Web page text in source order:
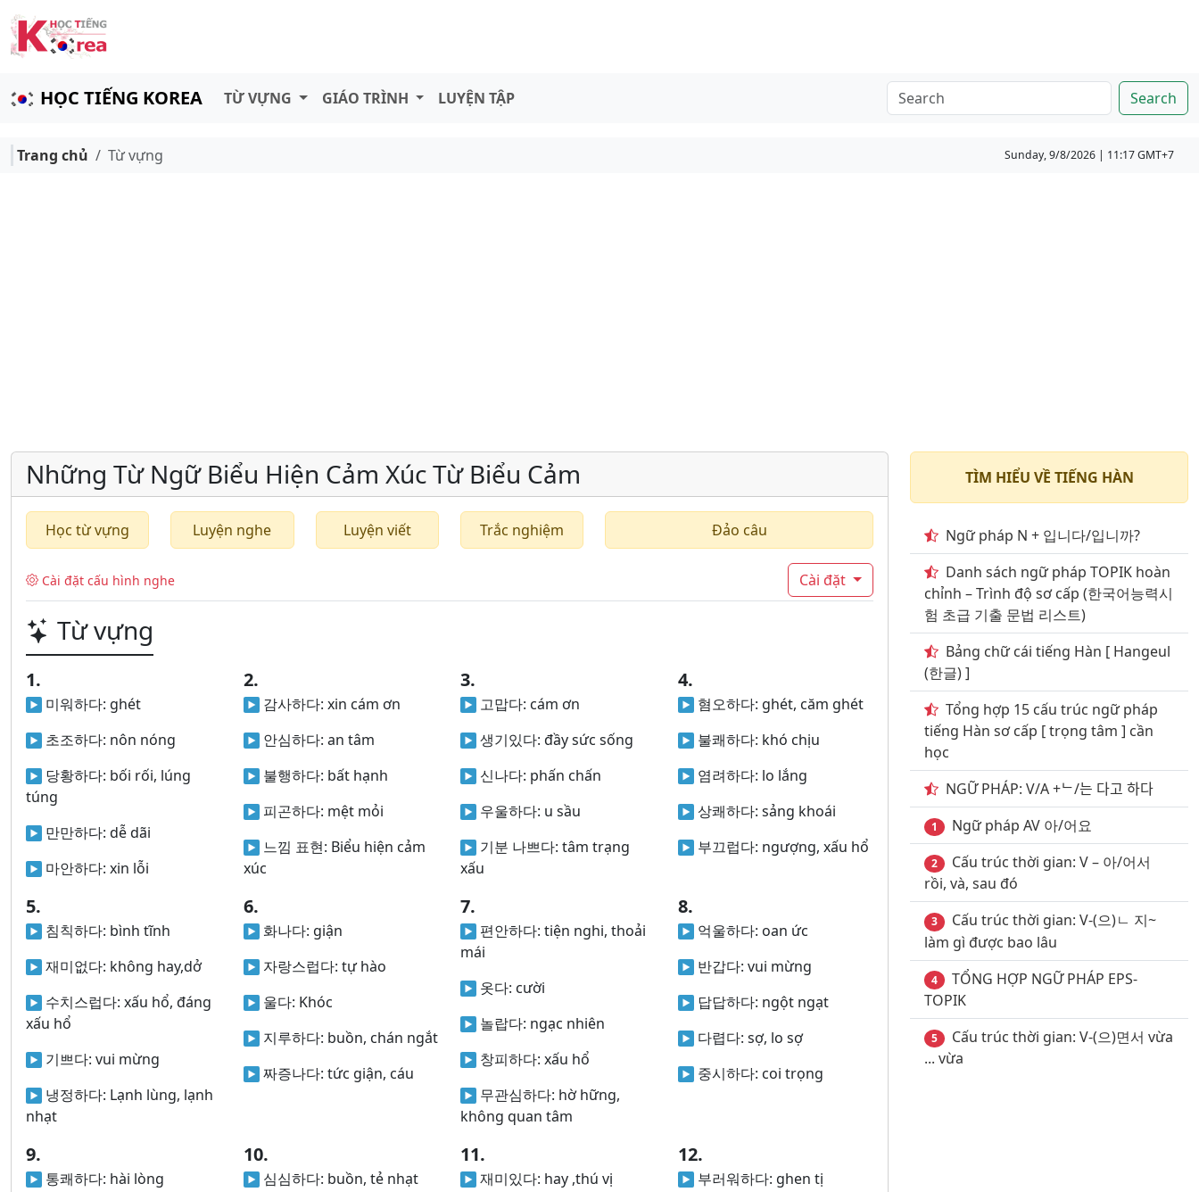
HỌC TIẾNG KOREA TỪ VỰNG GIÁO TRÌNH LUYỆN TẬP Search
Trang chủ Từ vựng Sunday, 9/8/2026 | 11:17 GMT+7
Những Từ Ngữ Biểu Hiện Cảm Xúc Từ Biểu Cảm
Học từ vựng Luyện nghe Luyện viết Trắc nghiệm Đảo câu
Cài đặt cấu hình nghe Cài đặt
Từ vựng
1.
미워하다: ghét
초조하다: nôn nóng
당황하다: bối rối, lúng
túng
만만하다: dễ dãi
마안하다: xin lỗi
2.
감사하다: xin cám ơn
안심하다: an tâm
불행하다: bất hạnh
피곤하다: mệt mỏi
느낌 표현: Biểu hiện cảm
xúc
3.
고맙다: cám ơn
생기있다: đầy sức sống
신나다: phấn chấn
우울하다: u sầu
기분 나쁘다: tâm trạng
xấu
4.
혐오하다: ghét, căm ghét
불쾌하다: khó chịu
염려하다: lo lắng
상쾌하다: sảng khoái
부끄럽다: ngượng, xấu hổ
5.
침칙하다: bình tĩnh
재미없다: không hay,dở
수치스럽다: xấu hổ, đáng
xấu hổ
기쁘다: vui mừng
냉정하다: Lạnh lùng, lạnh
nhạt
6.
화나다: giận
자랑스럽다: tự hào
울다: Khóc
지루하다: buồn, chán ngắt
짜증나다: tức giận, cáu
7.
편안하다: tiện nghi, thoải
mái
옷다: cười
놀랍다: ngạc nhiên
창피하다: xấu hổ
무관심하다: hờ hững,
không quan tâm
8.
억울하다: oan ức
반갑다: vui mừng
답답하다: ngột ngạt
다렵다: sợ, lo sợ
중시하다: coi trọng
9.
통쾌하다: hài lòng
10.
심심하다: buồn, tẻ nhạt
11.
재미있다: hay ,thú vị
12.
부러워하다: ghen tị
TÌM HIỂU VỀ TIẾNG HÀN
Ngữ pháp N + 입니다/입니까?
Danh sách ngữ pháp TOPIK hoàn
chỉnh – Trình độ sơ cấp (한국어능력시
험 초급 기출 문법 리스트)
Bảng chữ cái tiếng Hàn [ Hangeul
(한글) ]
Tổng hợp 15 cấu trúc ngữ pháp
tiếng Hàn sơ cấp [ trọng tâm ] cần
học
NGỮ PHÁP: V/A +ᄂ/는 다고 하다
1 Ngữ pháp AV 아/어요
2
Cấu trúc thời gian: V – 아/어서
rồi, và, sau đó
3
Cấu trúc thời gian: V-(으)ㄴ 지~
làm gì được bao lâu
4
TỔNG HỢP NGỮ PHÁP EPS-
TOPIK
5
Cấu trúc thời gian: V-(으)면서 vừa
... vừa